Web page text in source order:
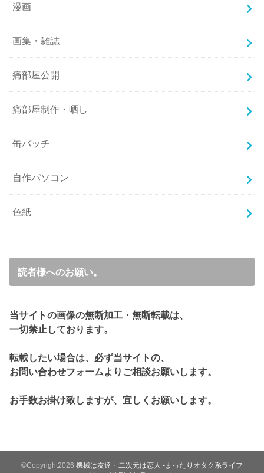
漫画
画集・雑誌
痛部屋公開
痛部屋制作・晒し
缶バッチ
自作パソコン
色紙
読者様へのお願い。
当サイトの画像の無断加工・無断転載は、
一切禁止しております。
転載したい場合は、必ず当サイトの、
お問い合わせフォームよりご相談お願いします。
お手数お掛け致しますが、宜しくお願いします。
©Copyright2026 機械は友達・二次元は恋人 -まったりオタク系ライフ